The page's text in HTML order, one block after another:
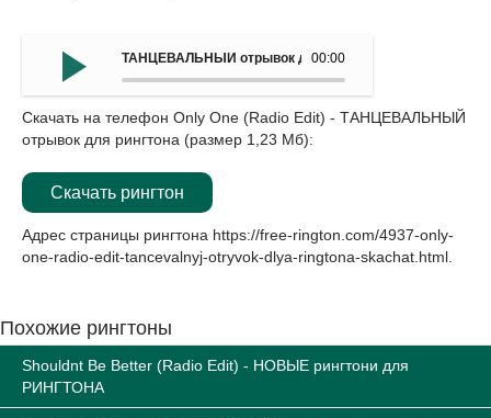
00:00
ТАНЦЕВАЛЬНЫЙ отрывок для рингтона - Only One
Скачать на телефон Only One (Radio Edit) - ТАНЦЕВАЛЬНЫЙ
отрывок для рингтона (размер 1,23 Мб):
Скачать рингтон
Адрес страницы рингтона https://free-rington.com/4937-only-
one-radio-edit-tancevalnyj-otryvok-dlya-ringtona-skachat.html
Похожие рингтоны
Shouldnt Be Better (Radio Edit) - НОВЫЕ рингтони для
РИНГТОНА